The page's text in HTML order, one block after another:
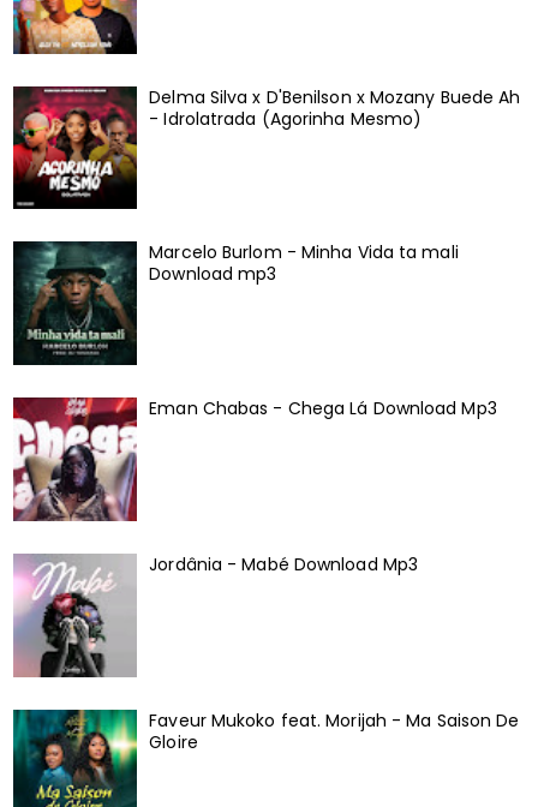
Delma Silva x D'Benilson x Mozany Buede Ah
- Idrolatrada (Agorinha Mesmo)
Marcelo Burlom - Minha Vida ta mali
Download mp3
Eman Chabas - Chega Lá Download Mp3
Jordânia - Mabé Download Mp3
Faveur Mukoko feat. Morijah - Ma Saison De
Gloire